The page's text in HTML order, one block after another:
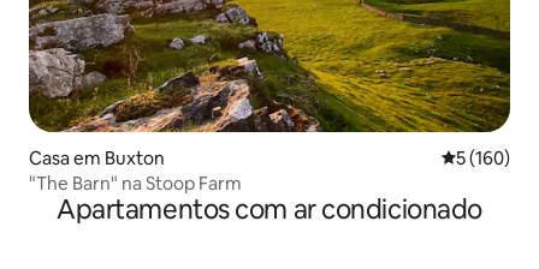
Casa em Buxton
5 (160)
"The Barn" na Stoop Farm
Apartamentos com ar condicionado